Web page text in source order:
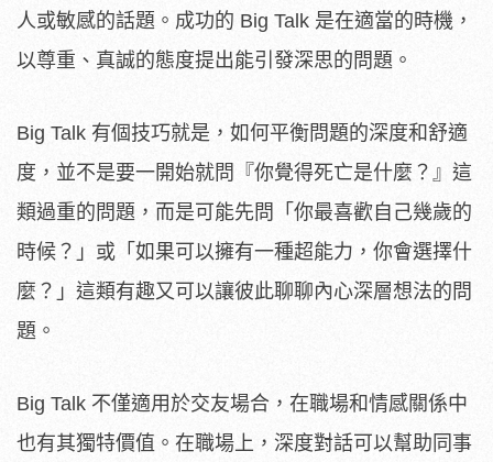
人或敏感的話題。成功的 Big Talk 是在適當的時機，
以尊重、真誠的態度提出能引發深思的問題。
Big Talk 有個技巧就是，如何平衡問題的深度和舒適
度，並不是要一開始就問『你覺得死亡是什麼？』這
類過重的問題，而是可能先問「你最喜歡自己幾歲的
時候？」或「如果可以擁有一種超能力，你會選擇什
麼？」這類有趣又可以讓彼此聊聊內心深層想法的問
題。
Big Talk 不僅適用於交友場合，在職場和情感關係中
也有其獨特價值。在職場上，深度對話可以幫助同事